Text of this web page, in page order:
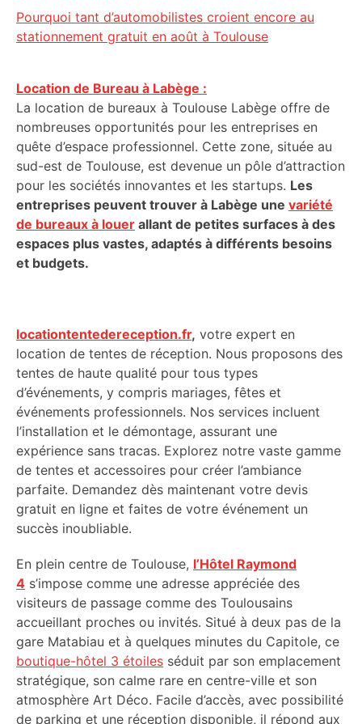
Pourquoi tant d’automobilistes croient encore au
stationnement gratuit en août à Toulouse
Location de Bureau à Labège :
La location de bureaux à Toulouse Labège offre de
nombreuses opportunités pour les entreprises en
quête d’espace professionnel. Cette zone, située au
sud-est de Toulouse, est devenue un pôle d’attraction
pour les sociétés innovantes et les startups. Les
entreprises peuvent trouver à Labège une variété
de bureaux à louer allant de petites surfaces à des
espaces plus vastes, adaptés à différents besoins
et budgets.
locationtentedereception.fr, votre expert en
location de tentes de réception. Nous proposons des
tentes de haute qualité pour tous types
d’événements, y compris mariages, fêtes et
événements professionnels. Nos services incluent
l’installation et le démontage, assurant une
expérience sans tracas. Explorez notre vaste gamme
de tentes et accessoires pour créer l’ambiance
parfaite. Demandez dès maintenant votre devis
gratuit en ligne et faites de votre événement un
succès inoubliable.
En plein centre de Toulouse, l’Hôtel Raymond
4 s’impose comme une adresse appréciée des
visiteurs de passage comme des Toulousains
accueillant proches ou invités. Situé à deux pas de la
gare Matabiau et à quelques minutes du Capitole, ce
boutique-hôtel 3 étoiles séduit par son emplacement
stratégique, son calme rare en centre-ville et son
atmosphère Art Déco. Facile d’accès, avec possibilité
de parking et une réception disponible, il répond aux